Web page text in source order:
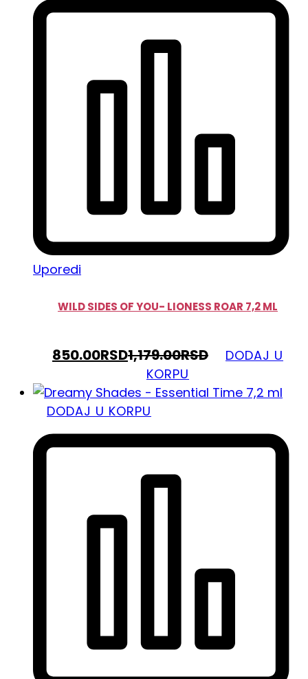
Uporedi
WILD SIDES OF YOU- LIONESS ROAR 7,2 ML
850.00RSD1,179.00RSD
DODAJ U
KORPU
DODAJ U KORPU